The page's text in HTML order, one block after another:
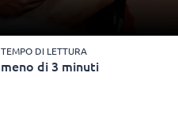
TEMPO DI LETTURA
meno di 3 minuti